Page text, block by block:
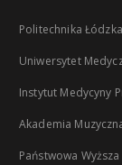
Politechnika Łódzka
Uniwersytet
Instytut Medycyny
Akademia
Państwowa